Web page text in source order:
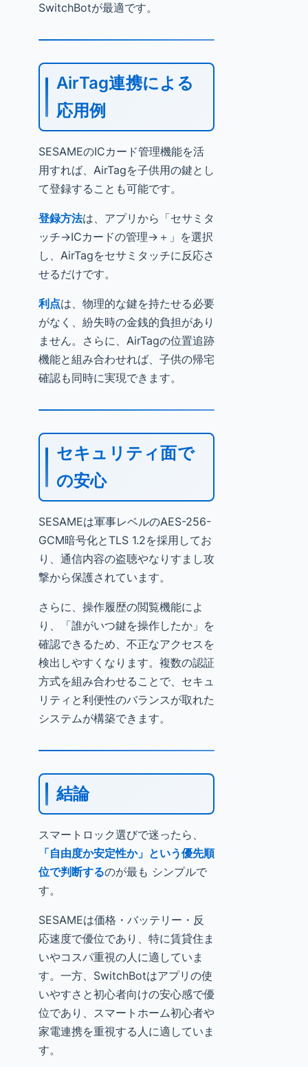
SwitchBotが最適です。
AirTag連携による
応用例
SESAMEのICカード管理機能を活
用すれば、AirTagを子供用の鍵とし
て登録することも可能です。
登録方法は、アプリから「セサミタ
ッチ→ICカードの管理→＋」を選択
し、AirTagをセサミタッチに反応さ
せるだけです。
利点は、物理的な鍵を持たせる必要
がなく、紛失時の金銭的負担があり
ません。さらに、AirTagの位置追跡
機能と組み合わせれば、子供の帰宅
確認も同時に実現できます。
セキュリティ面で
の安心
SESAMEは軍事レベルのAES-256-
GCM暗号化とTLS 1.2を採用してお
り、通信内容の盗聴やなりすまし攻
撃から保護されています。
さらに、操作履歴の閲覧機能によ
り、「誰がいつ鍵を操作したか」を
確認できるため、不正なアクセスを
検出しやすくなります。複数の認証
方式を組み合わせることで、セキュ
リティと利便性のバランスが取れた
システムが構築できます。
結論
スマートロック選びで迷ったら、
「自由度か安定性か」という優先順
位で判断するのが最も シンプルで
す。
SESAMEは価格・バッテリー・反
応速度で優位であり、特に賃貸住ま
いやコスパ重視の人に適していま
す。一方、SwitchBotはアプリの使
いやすさと初心者向けの安心感で優
位であり、スマートホーム初心者や
家電連携を重視する人に適していま
す。